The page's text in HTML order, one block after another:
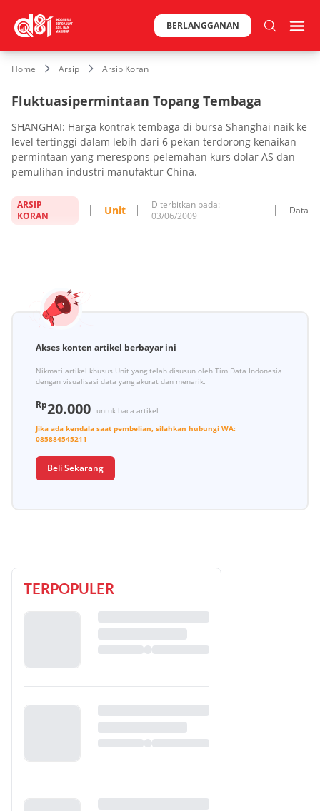
BERLANGGANAN
Home Arsip Arsip Koran
Fluktuasipermintaan Topang Tembaga
SHANGHAI: Harga kontrak tembaga di bursa Shanghai naik ke
level tertinggi dalam lebih dari 6 pekan terdorong kenaikan
permintaan yang merespons pelemahan kurs dolar AS dan
pemulihan industri manufaktur China.
ARSIP
KORAN
Unit
Diterbitkan pada:
03/06/2009
Data
Akses konten artikel berbayar ini
Nikmati artikel khusus Unit yang telah disusun oleh Tim Data Indonesia
dengan visualisasi data yang akurat dan menarik.
Rp20.000
untuk baca artikel
Jika ada kendala saat pembelian, silahkan hubungi WA:
085884545211
Beli Sekarang
TERPOPULER